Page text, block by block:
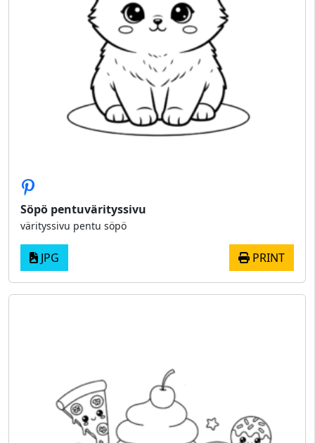
Söpö pentuvärityssivu
värityssivu pentu söpö
JPG PRINT